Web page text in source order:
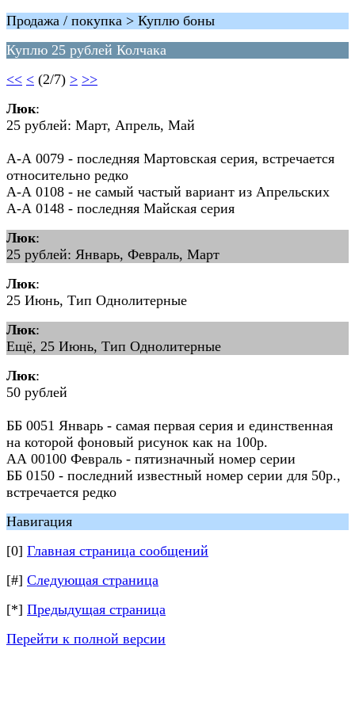
Продажа / покупка > Куплю боны
Куплю 25 рублей Колчака
<< < (2/7) > >>
Люк:
25 рублей: Март, Апрель, Май
А-А 0079 - последняя Мартовская серия, встречается
относительно редко
А-А 0108 - не самый частый вариант из Апрельских
А-А 0148 - последняя Майская серия
Люк:
25 рублей: Январь, Февраль, Март
Люк:
25 Июнь, Тип Однолитерные
Люк:
Ещё, 25 Июнь, Тип Однолитерные
Люк:
50 рублей
ББ 0051 Январь - самая первая серия и единственная
на которой фоновый рисунок как на 100р.
АА 00100 Февраль - пятизначный номер серии
ББ 0150 - последний известный номер серии для 50р.,
встречается редко
Навигация
[0] Главная страница сообщений
[#] Следующая страница
[*] Предыдущая страница
Перейти к полной версии